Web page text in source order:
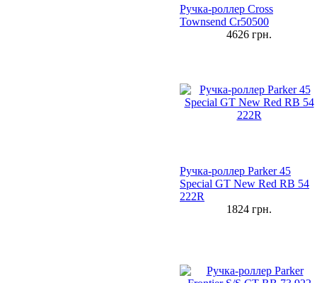
Ручка-роллер Cross
Townsend Cr50500
4626 грн.
Ручка-роллер Parker 45
Special GT New Red RB 54
222R
1824 грн.